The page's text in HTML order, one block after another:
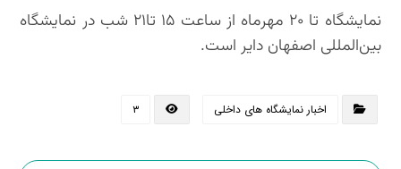
نمایشگاه تا ۲۰ مهرماه از ساعت ۱۵ تا۲۱ شب در نمایشگاه
بین‌المللی اصفهان دایر است.
اخبار نمایشگاه های داخلی ۳